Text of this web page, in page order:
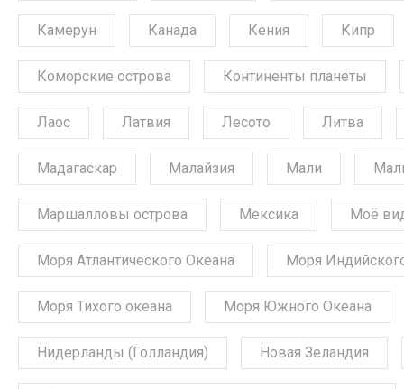
Камерун Канада Кения Кипр
Коморские острова Континенты планеты
Лаос Латвия Лесото Литва
Мадагаскар Малайзия Мали
Маршалловы острова Мексика Моё
Моря Атлантического Океана Моря
Моря Тихого океана Моря Южного Океана
Нидерланды (Голландия) Новая Зеландия